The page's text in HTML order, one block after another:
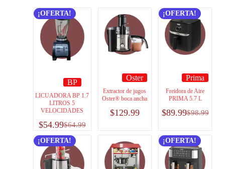
¡OFERTA!
BP
LICUADORA BP 1.7
LITROS 5
VELOCIDADES
$64.99
$54.99
Oster
Extractor de jugos
Oster® boca ancha
$129.99
¡OFERTA!
Prima
Freidora de Aire
PRIMA 5.7 L
$98.99
$89.99
¡OFERTA! ¡OFERTA!